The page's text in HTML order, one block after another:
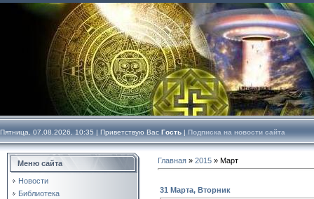
Пятница, 07.08.2026, 10:35 | Приветствую Вас Гость | Подписка на новости сайта
Меню сайта
Новости
Библиотека
Главная » 2015 » Март
31 Марта, Вторник